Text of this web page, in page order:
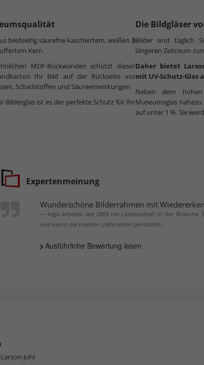
beidseitig säurefrei kaschiertem, weißen 3
Kern.
MDF-Rückwänden schützt dieser
Ihr Bild auf der Rückseite vor
Schadstoffen und Säureeinwirkungen.
Bilderglas ist es der perfekte Schutz für Ihr
Die Bildgläser
Bilder sind täglich
längeren Zeitraum
Daher bietet
mit UV-Schutz-Glas
Neben dem
Museumsglas
auf unter 1 %. Sie
Expertenmeinung
Wunderschöne Bilderrahmen mit
Ingo arbeitet seit 2009 mit Leidenschaft in der
und kennt die meisten Lieferanten persönlich.
Ausführliche Bewertung lesen
Larson-Juhl